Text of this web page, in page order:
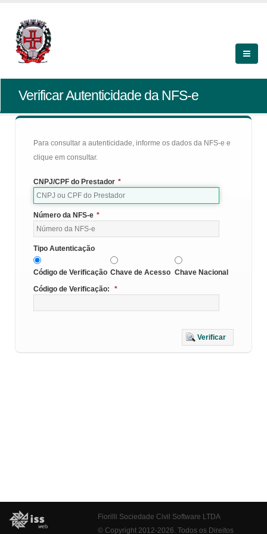
Verificar Autenticidade da NFS-e
Para consultar a autenticidade, informe os dados da NFS-e e
clique em consultar.
CNPJ/CPF do Prestador *
Número da NFS-e *
Tipo Autenticação
Código de Verificação Chave de Acesso Chave Nacional
Código de Verificação:
*
Verificar
Fiorilli Sociedade Civil Software LTDA
© Copyright 2012-2026. Todos os Direitos